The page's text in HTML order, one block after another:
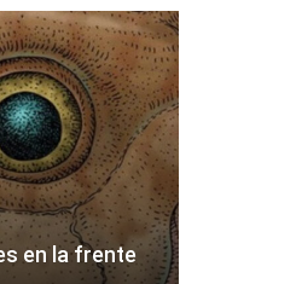
en la frente